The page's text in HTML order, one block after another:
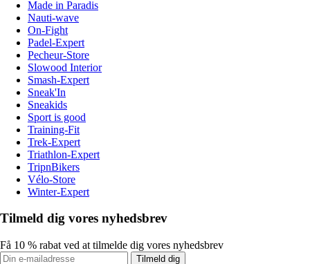
Made in Paradis
Nauti-wave
On-Fight
Padel-Expert
Pecheur-Store
Slowood Interior
Smash-Expert
Sneak'In
Sneakids
Sport is good
Training-Fit
Trek-Expert
Triathlon-Expert
TripnBikers
Vélo-Store
Winter-Expert
Tilmeld dig vores nyhedsbrev
Få 10 % rabat ved at tilmelde dig vores nyhedsbrev
Tilmeld dig